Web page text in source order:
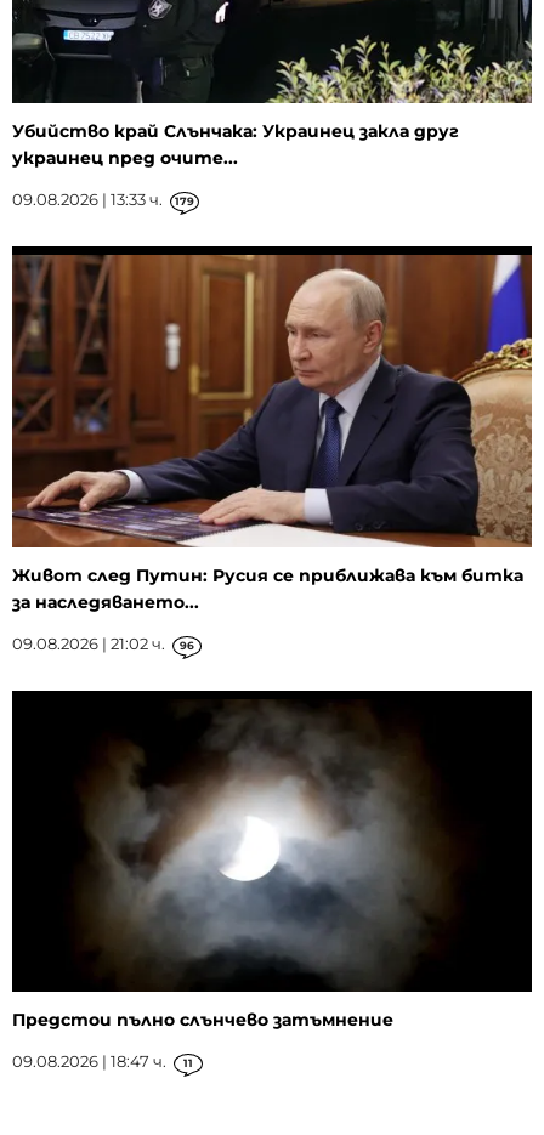
Убийство край Слънчака: Украинец закла друг
украинец пред очите...
09.08.2026 | 13:33 ч. 179
Живот след Путин: Русия се приближава към битка
за наследяването...
09.08.2026 | 21:02 ч. 96
Предстои пълно слънчево затъмнение
09.08.2026 | 18:47 ч. 11